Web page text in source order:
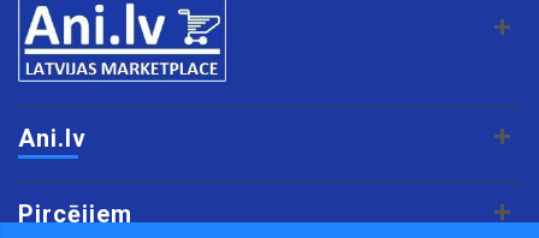
Ani.lv
Pircējiem